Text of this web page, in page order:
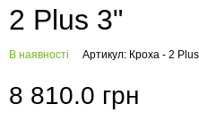
2 Plus 3"
В наявності Артикул: Кроха - 2
8 810.0 грн